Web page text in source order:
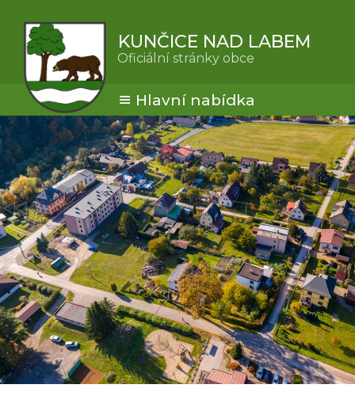
KUNČICE NAD LABEM
Oficiální stránky obce
Hlavní nabídka